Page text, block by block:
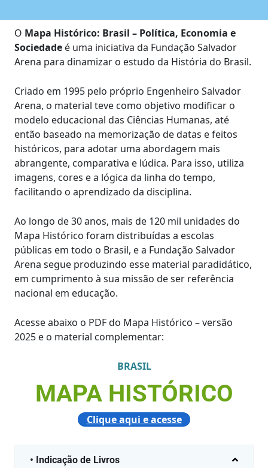
O Mapa Histórico: Brasil – Política, Economia e
Sociedade é uma iniciativa da Fundação Salvador
Arena para dinamizar o estudo da História do Brasil.
Criado em 1995 pelo próprio Engenheiro Salvador
Arena, o material teve como objetivo modificar o
modelo educacional das Ciências Humanas, até
então baseado na memorização de datas e feitos
históricos, para adotar uma abordagem mais
abrangente, comparativa e lúdica. Para isso, utiliza
imagens, cores e a lógica da linha do tempo,
facilitando o aprendizado da disciplina.
Ao longo de 30 anos, mais de 120 mil unidades do
Mapa Histórico foram distribuídas a escolas
públicas em todo o Brasil, e a Fundação Salvador
Arena segue produzindo esse material paradidático,
em cumprimento à sua missão de ser referência
nacional em educação.
Acesse abaixo o PDF do Mapa Histórico – versão
2025 e o material complementar:
BRASIL
MAPA HISTÓRICO
Clique aqui e acesse
• Indicação de Livros